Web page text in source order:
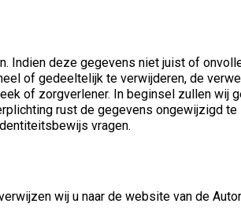
Indien deze gegevens niet juist of
of gedeeltelijk te verwijderen, de
of zorgverlener. In beginsel zullen wij
rust de gegevens ongewijzigd
vragen.
wij u naar de website van de